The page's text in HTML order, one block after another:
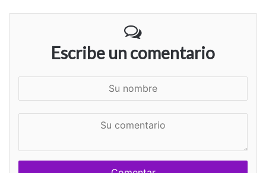
Escribe un comentario